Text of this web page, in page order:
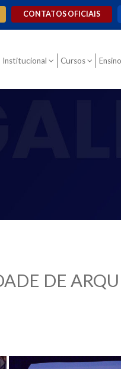
CONTATOS OFICIAIS
Institucional Cursos Ensino
DE